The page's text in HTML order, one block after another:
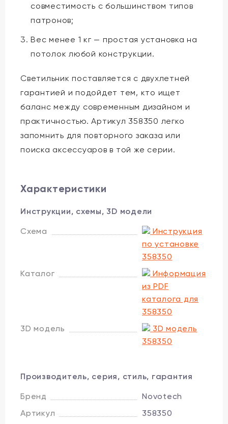
совместимость с большинством типов
патронов;
Вес менее 1 кг — простая установка на
потолок любой конструкции.
Светильник поставляется с двухлетней
гарантией и подойдет тем, кто ищет
баланс между современным дизайном и
практичностью. Артикул 358350 легко
запомнить для повторного заказа или
поиска аксессуаров в той же серии.
Характеристики
Инструкции, схемы, 3D модели
Схема
Инструкция
по установке
358350
Каталог
Информация
из PDF
каталога для
358350
3D модель
3D модель
358350
Производитель, серия, стиль, гарантия
Бренд
Novotech
Артикул
358350